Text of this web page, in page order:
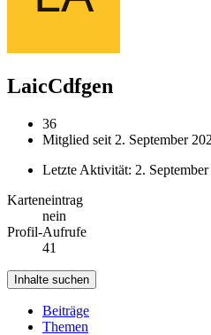
LaicCdfgen
36
Mitglied seit 2. September
Letzte Aktivität: 2.
Karteneintrag
nein
Profil-Aufrufe
41
Inhalte suchen
Beiträge
Themen